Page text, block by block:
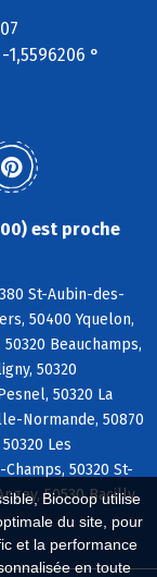
Biocoop utilise
du site, pour
et la performance
en toute
1,5596206 °
est proche
St-Aubin-des-
50400 Yquelon,
Beauchamps,
50320
50320 La
Normande, 50870
Les
50320 St-
50530 Bacilly,